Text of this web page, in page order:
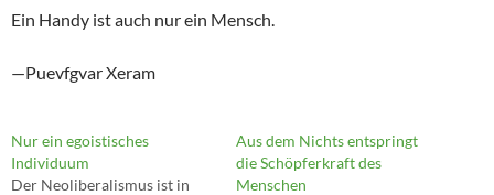
Ein Handy ist auch nur ein Mensch.
—Puevfgvar Xeram
Nur ein egoistisches
Individuum
Der Neoliberalismus ist in
Aus dem Nichts entspringt
die Schöpferkraft des
Menschen